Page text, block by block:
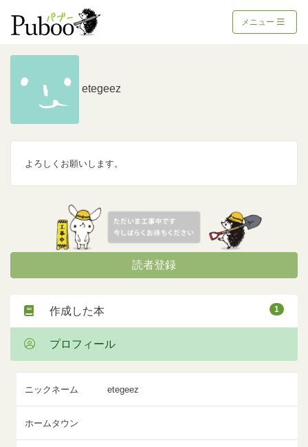
メニュー
ニックネーム etegeez
ホームタウン
etegeez
よろしくお願いします。
読者登録
作成した本 1
プロフィール